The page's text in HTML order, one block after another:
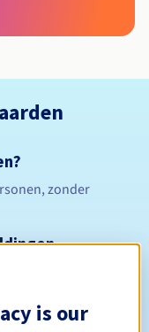
zonder
is our